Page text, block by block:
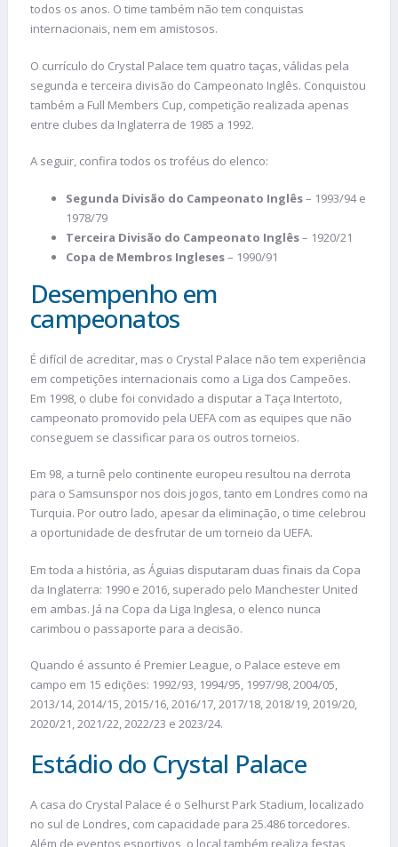
todos os anos. O time também não tem conquistas
internacionais, nem em amistosos.
O currículo do Crystal Palace tem quatro taças, válidas pela
segunda e terceira divisão do Campeonato Inglês. Conquistou
também a Full Members Cup, competição realizada apenas
entre clubes da Inglaterra de 1985 a 1992.
A seguir, confira todos os troféus do elenco:
Segunda Divisão do Campeonato Inglês– 1993/94 e
1978/79
Terceira Divisão do Campeonato Inglês– 1920/21
Copa de Membros Ingleses– 1990/91
Desempenho em
campeonatos
É difícil de acreditar, mas o Crystal Palace não tem experiência
em competições internacionais como a Liga dos Campeões.
Em 1998, o clube foi convidado a disputar a Taça Intertoto,
campeonato promovido pela UEFA com as equipes que não
conseguem se classificar para os outros torneios.
Em 98, a turnê pelo continente europeu resultou na derrota
para o Samsunspor nos dois jogos, tanto em Londres como na
Turquia. Por outro lado, apesar da eliminação, o time celebrou
a oportunidade de desfrutar de um torneio da UEFA.
Em toda a história, as Águias disputaram duas finais da Copa
da Inglaterra: 1990 e 2016, superado pelo Manchester United
em ambas. Já na Copa da Liga Inglesa, o elenco nunca
carimbou o passaporte para a decisão.
Quando é assunto é Premier League, o Palace esteve em
campo em 15 edições: 1992/93, 1994/95, 1997/98, 2004/05,
2013/14, 2014/15, 2015/16, 2016/17, 2017/18, 2018/19, 2019/20,
2020/21, 2021/22, 2022/23 e 2023/24.
Estádio do Crystal Palace
A casa do Crystal Palace é o Selhurst Park Stadium, localizado
no sul de Londres, com capacidade para 25.486 torcedores.
Além de eventos esportivos, o local também realiza festas,